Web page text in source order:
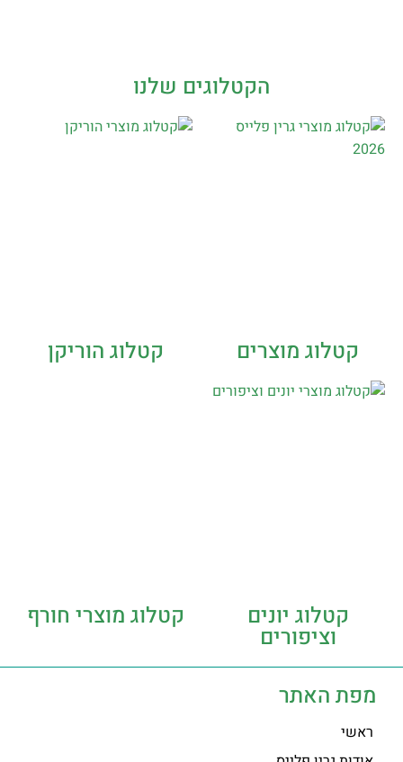
הקטלוגים שלנו
קטלוג מוצרים קטלוג הוריקן
קטלוג יונים
וציפורים
קטלוג מוצרי חורף
מפת האתר
ראשי